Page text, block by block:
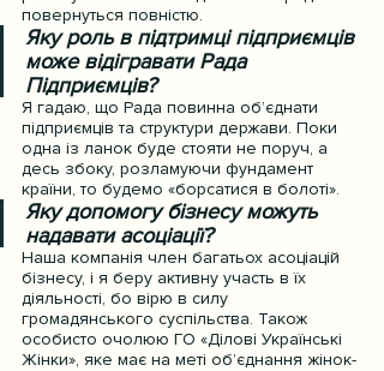
повернуться повністю.
Яку роль в підтримці підприємців
може відігравати Рада
Підприємців?
Я гадаю, що Рада повинна об’єднати
підприємців та структури держави. Поки
одна із ланок буде стояти не поруч, а
десь збоку, розламуючи фундамент
країни, то будемо «борсатися в болоті».
Яку допомогу бізнесу можуть
надавати асоціації?
Наша компанія член багатьох асоціацій
бізнесу, і я беру активну участь в їх
діяльності, бо вірю в силу
громадянського суспільства. Також
особисто очолюю ГО «Ділові Українські
Жінки», яке має на меті об’єднання жінок-